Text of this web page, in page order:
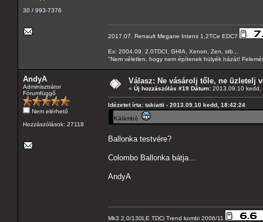
30 / 993-7376
2017.07. Renault Megane Intens 1,2TCe EDC7
Ex: 2004.09. 2.0TDCI, GHIA, Xenon, Zen, stb...
"Nem véletlen, hogy nem építenek hülyék házát!
AndyA
Adminisztrátor
Fórumfüggő
Nem elérhető
Hozzászólások: 27118
Válasz: Ne vásárolj tőle, ne üzletelj
« Új hozzászólás #19 Dátum: 2013.09.10 kedd,
Idézetet írta: takiatti - 2013.09.10 kedd, 18:42:24
Kálámbó
Ballonka testvére?
Colombo Ballonka bátja...
AndyA
Mk3 2.0/130LE TDCi Trend kombi 2006/11